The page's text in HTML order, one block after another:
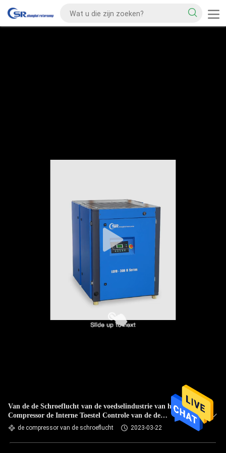
Van de de Schroeflucht van de voedselindustrie van het de
Compressor de Interne Toestel Controle van de de
Aandrijvingsvsd Omschakelaar
de compressor van de schroeflucht 2023-03-22